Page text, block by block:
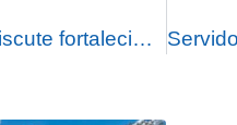
Prefeitura de Rio Branco discute fortalecimento do setor produtivo com presidente do Sindicato das Industrias Cerâmicas